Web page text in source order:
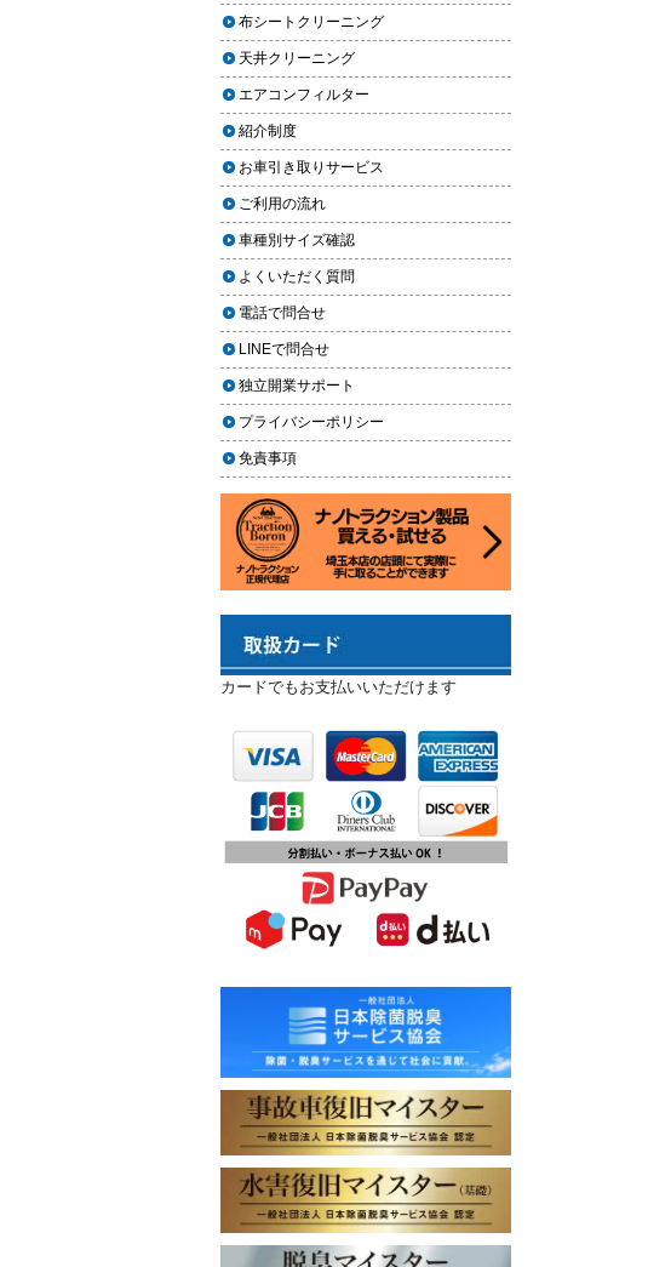
どこまでやるべき？目的別おすす
め内容と費用目安
【2026年版】車内クリーニングの
料金相場はいくら？内容別・業者
別に徹底比較
ヘッドライト黄ばみ取りの料金相
場｜イエローハット・オートバッ
クス・専門店を徹底比較【2026年
版】
【2026年版】イエローハットのカ
ーフィルム料金はいくら？施工内
容・相場・安くするコツ
車のヘッドライト交換のタイミン
グと費用
車のサスペンション交換の必要性
と費用
車のフロントガラス交換の料金相
場と作業手順
車のドアロック修理の料金と作業
2024.03.23
埼玉のFMラジオ・NACK5で取り上げ
ていただきました
2024.03.22
埼玉本店が東京方面からこれまで以
上に利用しやすく
2024.02.29
2024年3月14日・臨時休業のお知らせ
2023.12.21
年末年始の予定（2023年-2024年）
2023.11.26
年末に「車も大掃除」をしようキャ
ンペーン
2023.11.22
「＃埼玉」という埼玉県のお店や企
業を紹介するサイトで紹介されまし
た
2023.10.30
コーティングが無料で利用できるチ
ャンス！X（旧Twitter）キャンペーン
2023.10.21
秋田県の「能代ポータル」にて得洗
隊を紹介いただきました
第15回ふじみ野市産業まつりに出店
します
2023.10.09
チバテレビ「チバテレ稼ぐ力養成講
座・講座会員インタビュー」で弊社
代表 大屋のインタビューが紹介され
2023.09.27
2023年10月1日オープン！
布シートクリーニング
天井クリーニング
エアコンフィルター
紹介制度
お車引き取りサービス
ご利用の流れ
車種別サイズ確認
よくいただく質問
電話で問合せ
LINEで問合せ
独立開業サポート
プライバシーポリシー
免責事項
カードでもお支払いいただけます